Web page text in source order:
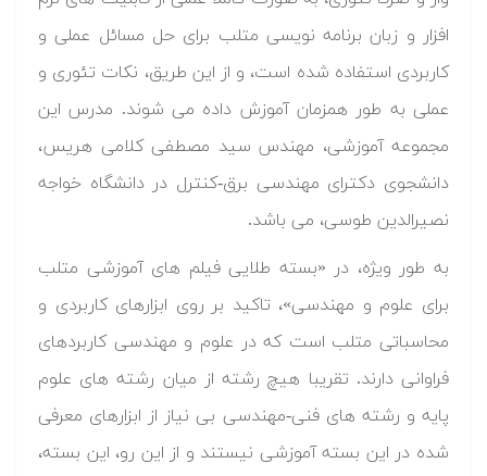
افزار و زبان برنامه نویسی متلب برای حل مسائل عملی و
کاربردی استفاده شده است، و از این طریق، نکات تئوری و
عملی به طور همزمان آموزش داده می شوند. مدرس این
مجموعه آموزشی، مهندس سید مصطفی کلامی هریس،
دانشجوی دکترای مهندسی برق-کنترل در دانشگاه خواجه
نصیرالدین طوسی، می باشد.
به طور ویژه، در «بسته طلایی فیلم های آموزشی متلب
برای علوم و مهندسی»، تاکید بر روی ابزارهای کاربردی و
محاسباتی متلب است که در علوم و مهندسی کاربردهای
فراوانی دارند. تقریبا هیچ رشته از میان رشته های علوم
پایه و رشته های فنی-مهندسی بی نیاز از ابزارهای معرفی
شده در این بسته آموزشی نیستند و از این رو، این بسته،